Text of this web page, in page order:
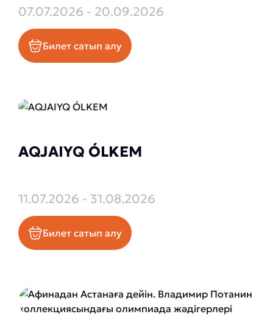
07.07.2026 - 20.09.2026
Билет сатып алу
AQJAIYQ ÓLKEM
11.07.2026 - 31.08.2026
Билет сатып алу